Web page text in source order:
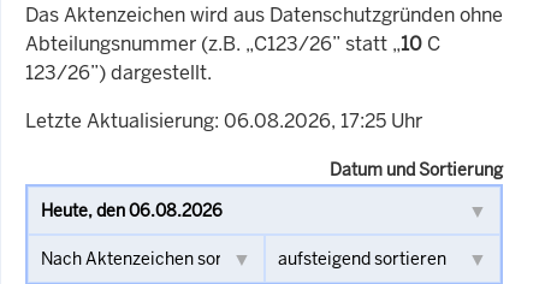
Das Aktenzeichen wird aus Datenschutzgründen ohne
Abteilungsnummer (z.B. „C123/26” statt „10 C
123/26”) dargestellt.
Letzte Aktualisierung: 06.08.2026, 17:25 Uhr
Datum und Sortierung